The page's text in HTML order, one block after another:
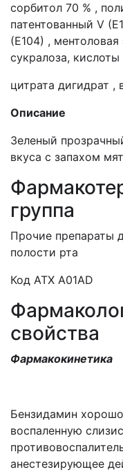
сорбитол 70 % ,
патентованный V
(Е104) , ментоловая
сукралоза,
цитрата дигидрат ,
Oписание
Зеленый
вкуса с запахом
группа
Прочие препараты
полости рта
Код АТХ A01AD
свойства
Фармакокинетика
Бензидамин
воспаленную
анестезирующее